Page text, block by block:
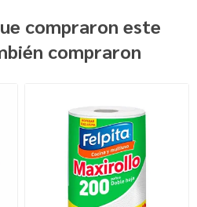
compraron este
compraron